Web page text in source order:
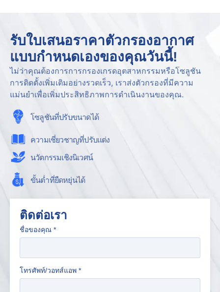
รับใบเสนอราคาตัวกรองอากาศ
แบบกำหนดเองของคุณวันนี้!
ไม่ว่าคุณต้องการการกรองเกรดอุตสาหกรรมหรือโซลูชัน
การติดตั้งเพิ่มเติมอย่างรวดเร็ว, เราส่งตัวกรองที่มีความ
แม่นยำเพื่อเพิ่มประสิทธิภาพการดำเนินงานของคุณ.
โซลูชันที่ปรับขนาดได้
ความเชี่ยวชาญที่ปรับแต่ง
นวัตกรรมเชิงนิเวศน์
ขั้นต่ำที่ยืดหยุ่นได้
ติดต่อเรา
ชื่อของคุณ *
โทรศัพท์/วอทส์แอพ *